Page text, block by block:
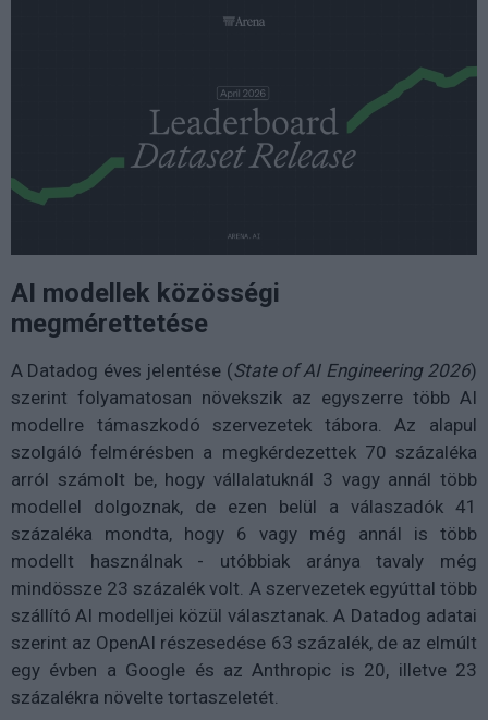
AI modellek közösségi
megmérettetése
A Datadog éves jelentése (State of AI Engineering 2026)
szerint folyamatosan növekszik az egyszerre több AI
modellre támaszkodó szervezetek tábora. Az alapul
szolgáló felmérésben a megkérdezettek 70 százaléka
arról számolt be, hogy vállalatuknál 3 vagy annál több
modellel dolgoznak, de ezen belül a válaszadók 41
százaléka mondta, hogy 6 vagy még annál is több
modellt használnak - utóbbiak aránya tavaly még
mindössze 23 százalék volt. A szervezetek egyúttal több
szállító AI modelljei közül választanak. A Datadog adatai
szerint az OpenAI részesedése 63 százalék, de az elmúlt
egy évben a Google és az Anthropic is 20, illetve 23
százalékra növelte tortaszeletét.